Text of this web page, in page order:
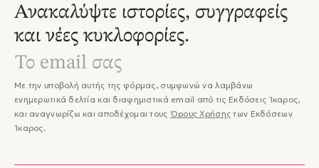
Ανακαλύψτε ιστορίες, συγγραφείς
και νέες κυκλοφορίες.
Με την υποβολή αυτής της φόρμας, συμφωνώ να λαμβάνω
ενημερωτικά δελτία και διαφημιστικά email από τις Εκδόσεις Ίκαρος,
και αναγνωρίζω και αποδέχομαι τους Όρους Χρήσης των Εκδόσεων
Ίκαρος.